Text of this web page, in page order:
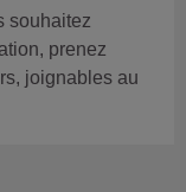
souhaitez
prenez
joignables au